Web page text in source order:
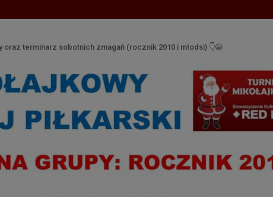
oraz terminarz sobotnich zmagań (rocznik 2010 i młodsi) 👇😀